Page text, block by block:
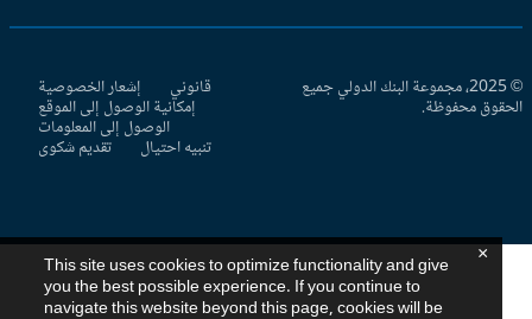
© 2025، مجموعة البنك الدولي جميع
محفوظة.
قانوني إشعار الخصوصية
إمكانية الوصول إلى الموقع
الوصول إلى المعلومات
تنبيه احتيال تقديم شكوى
This site uses cookies to optimize functionality and give
you the best possible experience. If you continue to
navigate this website beyond this page, cookies will be